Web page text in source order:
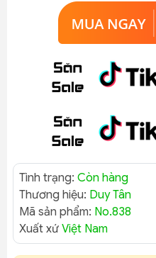
Tình trạng: Còn hàng
Thương hiệu: Duy Tân
Mã sản phẩm: No.838
Xuất xứ Việt Nam